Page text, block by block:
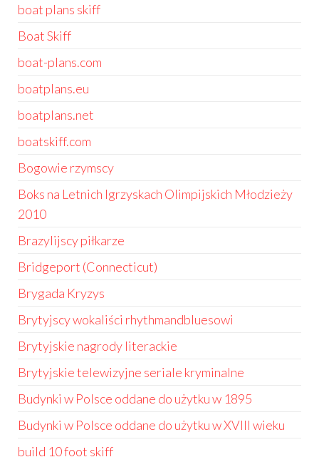
boat plans skiff
Boat Skiff
boat-plans.com
boatplans.eu
boatplans.net
boatskiff.com
Bogowie rzymscy
Boks na Letnich Igrzyskach Olimpijskich Młodzieży
2010
Brazylijscy piłkarze
Bridgeport (Connecticut)
Brygada Kryzys
Brytyjscy wokaliści rhythmandbluesowi
Brytyjskie nagrody literackie
Brytyjskie telewizyjne seriale kryminalne
Budynki w Polsce oddane do użytku w 1895
Budynki w Polsce oddane do użytku w XVIII wieku
build 10 foot skiff